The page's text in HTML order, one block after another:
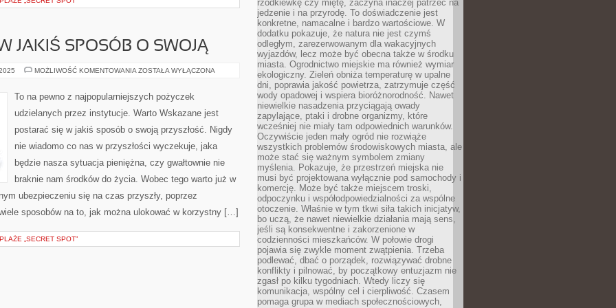
JAKIŚ SPOSÓB O SWOJĄ
MOŻLIWOŚĆ KOMENTOWANIA WARTO
JAKIŚ
SPOSÓB
SWOJĄ
ZOSTAŁA WYŁĄCZONA
To na pewno z najpopularniejszych pożyczek
udzielanych przez instytucje. Warto Wskazane jest
postarać się w jakiś sposób o swoją przyszłość. Nigdy
nie wiadomo co nas w przyszłości wyczekuje, jaka
będzie nasza sytuacja pieniężna, czy gwałtownie nie
braknie nam środków do życia. Wobec tego warto już w
ubezpieczeniu się na czas przyszły, poprzez
sposobów na to, jak można ulokować w korzystny […]
„SECRET SPOT”
rzodkiewkę czy miętę, zaczyna inaczej patrzeć na
jedzenie i na przyrodę. To doświadczenie jest
konkretne, namacalne i bardzo wartościowe. W
dodatku pokazuje, że natura nie jest czymś
odległym, zarezerwowanym dla wakacyjnych
wyjazdów, lecz może być obecna także w środku
miasta. Ogrodnictwo miejskie ma również wymiar
ekologiczny. Zieleń obniża temperaturę w upalne
dni, poprawia jakość powietrza, zatrzymuje część
wody opadowej i wspiera bioróżnorodność. Nawet
niewielkie nasadzenia przyciągają owady
zapylające, ptaki i drobne organizmy, które
wcześniej nie miały tam odpowiednich warunków.
Oczywiście jeden mały ogród nie rozwiąże
wszystkich problemów środowiskowych miasta, ale
może stać się ważnym symbolem zmiany
myślenia. Pokazuje, że przestrzeń miejska nie
musi być projektowana wyłącznie pod samochody i
komercję. Może być także miejscem troski,
odpoczynku i współodpowiedzialności za wspólne
otoczenie. Właśnie w tym tkwi siła takich inicjatyw,
bo uczą, że nawet niewielkie działania mają sens,
jeśli są konsekwentne i zakorzenione w
codzienności mieszkańców. W połowie drogi
pojawia się zwykle moment zwątpienia. Trzeba
podlewać, dbać o porządek, rozwiązywać drobne
konflikty i pilnować, by początkowy entuzjazm nie
zgasł po kilku tygodniach. Wtedy liczy się
komunikacja, wspólny cel i cierpliwość. Czasem
pomaga grupa w mediach społecznościowych,